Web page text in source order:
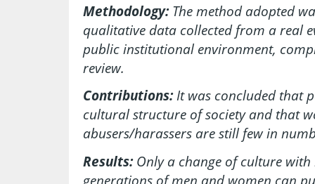
Methodology:The method adopted
qualitative data collected from a real
public institutional environment,
review.
Contributions:It was concluded that
cultural structure of society and that
abusers/harassers are still few in
Results:Only a change of culture
generations of men and women can